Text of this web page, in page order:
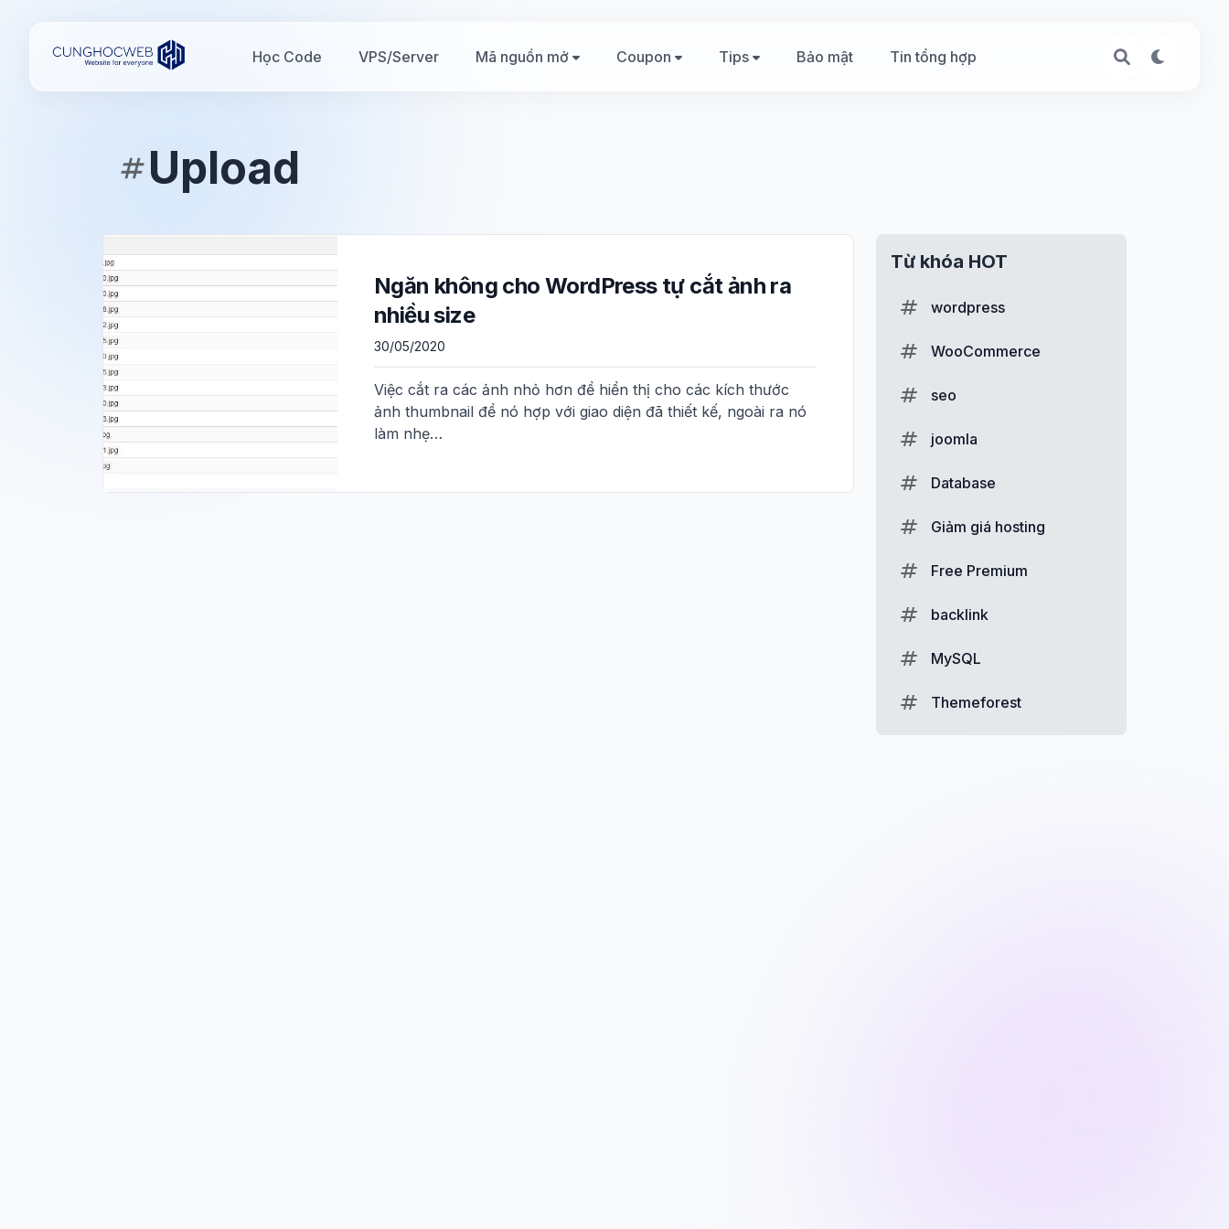
Học Code VPS/Server Mã nguồn mở Coupon Tips Bảo mật Tin tổng hợp
Upload
Ngăn không cho WordPress tự cắt ảnh ra
nhiều size
30/05/2020
Việc cắt ra các ảnh nhỏ hơn để hiển thị cho các kích thước
ảnh thumbnail để nó hợp với giao diện đã thiết kế, ngoài ra nó
làm nhẹ…
Từ khóa HOT
wordpress
WooCommerce
seo
joomla
Database
Giảm giá hosting
Free Premium
backlink
MySQL
Themeforest